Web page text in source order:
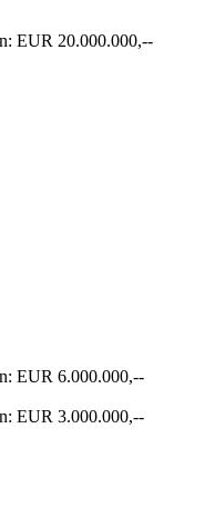
EUR 20.000.000,--
EUR 6.000.000,--
EUR 3.000.000,--